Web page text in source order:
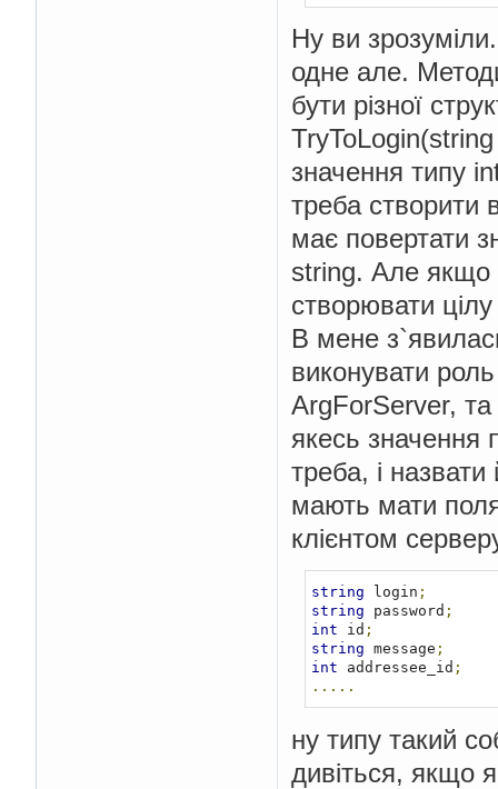
Ну ви
одне але.
бути різної
значення типу
треба створити
має повертати
string. Але якщо
створювати цілу
В мене
виконувати
ArgForServer, та
якесь значення
треба, і
мають мати
клієнтом
string login ;
string password ;
int id ;
string message ;
int addressee_id ;
.....
ну типу такий
дивіться, якщо